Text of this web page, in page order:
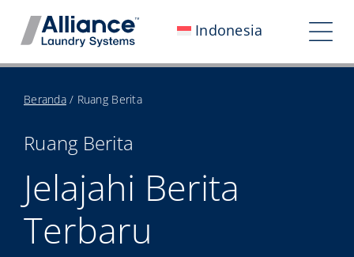
Indonesia
Ruang Berita
Investor
Beranda/ Ruang Berita
Ruang Berita
Jelajahi Berita
Terbaru